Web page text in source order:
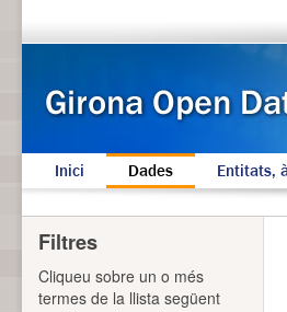
Inici Dades Entitats,
Filtres
Cliqueu sobre un o més
termes de la llista següent